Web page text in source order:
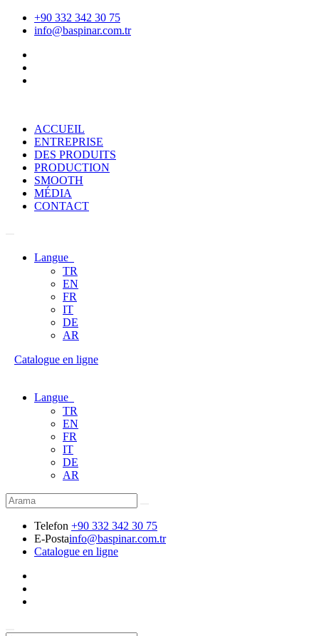
+90 332 342 30 75
info@baspinar.com.tr
ACCUEIL
ENTREPRISE
DES PRODUITS
PRODUCTION
SMOOTH
MÉDIA
CONTACT
Langue
TR
EN
FR
IT
DE
AR
Catalogue en ligne
Langue
TR
EN
FR
IT
DE
AR
Telefon +90 332 342 30 75
E-Postainfo@baspinar.com.tr
Catalogue en ligne